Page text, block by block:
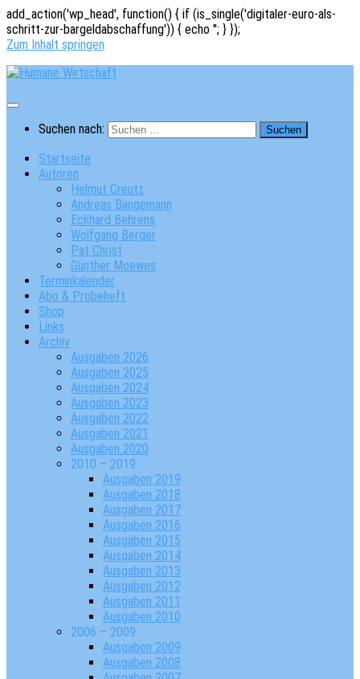
add_action('wp_head', function() { if (is_single('digitaler-euro-als-
schritt-zur-bargeldabschaffung')) { echo ''; } });
Zum Inhalt springen
Suchen nach:
Startseite
Autoren
Helmut Creutz
Andreas Bangemann
Eckhard Behrens
Wolfgang Berger
Pat Christ
Günther Moewes
Terminkalender
Abo & Probeheft
Shop
Links
Archiv
Ausgaben 2026
Ausgaben 2025
Ausgaben 2024
Ausgaben 2023
Ausgaben 2022
Ausgaben 2021
Ausgaben 2020
2010 – 2019
Ausgaben 2019
Ausgaben 2018
Ausgaben 2017
Ausgaben 2016
Ausgaben 2015
Ausgaben 2014
Ausgaben 2013
Ausgaben 2012
Ausgaben 2011
Ausgaben 2010
2006 – 2009
Ausgaben 2009
Ausgaben 2008